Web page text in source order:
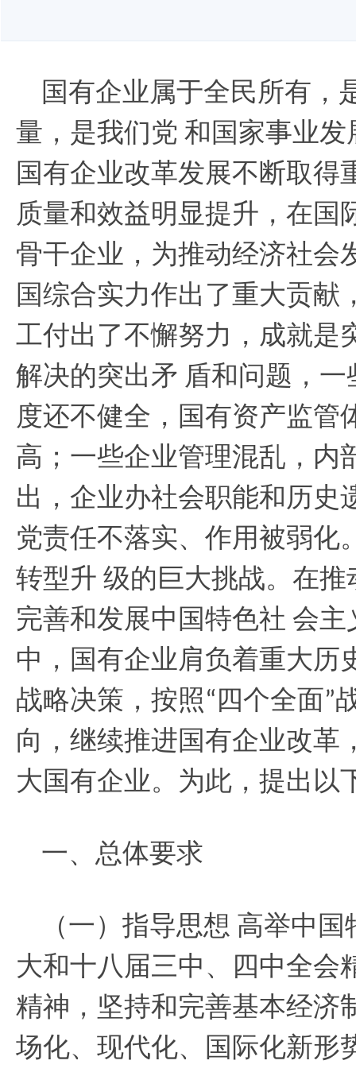
国有企业属于全民所有，
量，是我们党 和国家事业发
国有企业改革发展不断取得
质量和效益明显提升，在国
骨干企业，为推动经济社会
国综合实力作出了重大贡献
工付出了不懈努力，成就是
解决的突出矛 盾和问题，
度还不健全，国有资产监管
高；一些企业管理混乱，内
出，企业办社会职能和历史
党责任不落实、作用被弱化
转型升 级的巨大挑战。在
完善和发展中国特色社 会主
中，国有企业肩负着重大历
战略决策，按照 “ 四个全面”
向，继续推进国有企业改革
大国有企业。为此，提出以
一、总体要求
（一）指导思想 高举中国
大和十八届三中、四中全会
精神，坚持和完善基本经济
场化、现代化、国际化新形